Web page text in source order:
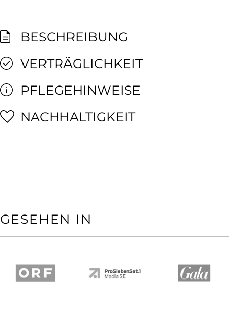
BESCHREIBUNG
VERTRÄGLICHKEIT
PFLEGEHINWEISE
NACHHALTIGKEIT
GESEHEN IN